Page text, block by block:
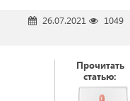
26.07.2021
1049
Прочитать
статью: